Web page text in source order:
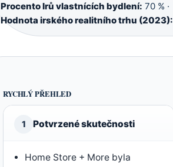
Procento Irů vlastnících bydlení: 70 % ·
Hodnota irského realitního trhu (2023):
RYCHLÝ PŘEHLED
1 Potvrzené skutečnosti
Home Store + More byla